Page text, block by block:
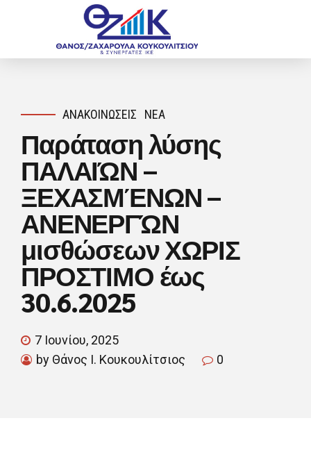
ΑΝΑΚΟΙΝΏΣΕΙΣ ΝΈΑ
Παράταση λύσης
ΠΑΛΑΙΏΝ –
ΞΕΧΑΣΜΈΝΩΝ –
ΑΝΕΝΕΡΓΏΝ
μισθώσεων ΧΩΡΙΣ
ΠΡΟΣΤΙΜΟ έως
30.6.2025
7 Ιουνίου, 2025
by Θάνος Ι. Κουκουλίτσιος
0